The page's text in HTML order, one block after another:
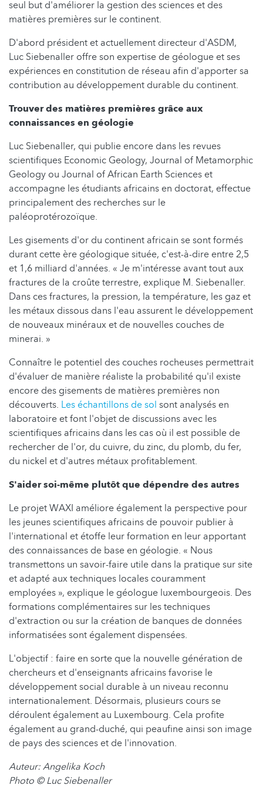
seul but d'améliorer la gestion des sciences et des
matières premières sur le continent.
D'abord président et actuellement directeur d'ASDM,
Luc Siebenaller offre son expertise de géologue et ses
expériences en constitution de réseau afin d'apporter sa
contribution au développement durable du continent.
Trouver des matières premières grâce aux
connaissances en géologie
Luc Siebenaller, qui publie encore dans les revues
scientifiques Economic Geology, Journal of Metamorphic
Geology ou Journal of African Earth Sciences et
accompagne les étudiants africains en doctorat, effectue
principalement des recherches sur le
paléoprotérozoïque.
Les gisements d'or du continent africain se sont formés
durant cette ère géologique située, c'est-à-dire entre 2,5
et 1,6 milliard d'années. « Je m'intéresse avant tout aux
fractures de la croûte terrestre, explique M. Siebenaller.
Dans ces fractures, la pression, la température, les gaz et
les métaux dissous dans l'eau assurent le développement
de nouveaux minéraux et de nouvelles couches de
minerai. »
Connaître le potentiel des couches rocheuses permettrait
d'évaluer de manière réaliste la probabilité qu'il existe
encore des gisements de matières premières non
découverts. Les échantillons de sol sont analysés en
laboratoire et font l'objet de discussions avec les
scientifiques africains dans les cas où il est possible de
rechercher de l'or, du cuivre, du zinc, du plomb, du fer,
du nickel et d'autres métaux profitablement.
S'aider soi-même plutôt que dépendre des autres
Le projet WAXI améliore également la perspective pour
les jeunes scientifiques africains de pouvoir publier à
l'international et étoffe leur formation en leur apportant
des connaissances de base en géologie. « Nous
transmettons un savoir-faire utile dans la pratique sur site
et adapté aux techniques locales couramment
employées », explique le géologue luxembourgeois. Des
formations complémentaires sur les techniques
d'extraction ou sur la création de banques de données
informatisées sont également dispensées.
L'objectif : faire en sorte que la nouvelle génération de
chercheurs et d'enseignants africains favorise le
développement social durable à un niveau reconnu
internationalement. Désormais, plusieurs cours se
déroulent également au Luxembourg. Cela profite
également au grand-duché, qui peaufine ainsi son image
de pays des sciences et de l'innovation.
Auteur: Angelika Koch
Photo © Luc Siebenaller